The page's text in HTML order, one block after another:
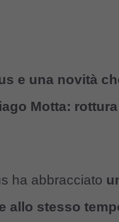
e una novità
Motta:
ha abbracciato
allo stesso